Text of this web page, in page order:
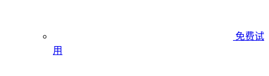
免费试
用